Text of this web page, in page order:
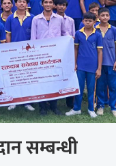
सम्बन्धी